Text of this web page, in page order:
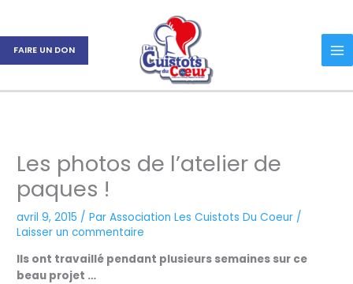
contenu
FAIRE UN DON
Les photos de l’atelier de
paques !
avril 9, 2015 / ParAssociation Les Cuistots Du Coeur /
Laisser un commentaire
Ils ont travaillé pendant plusieurs semaines sur ce
beau projet …